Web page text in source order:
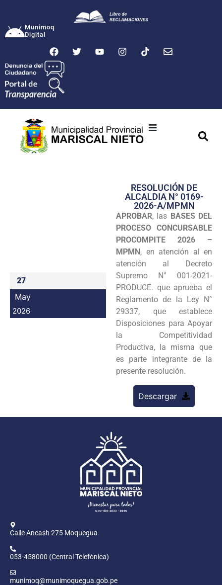
Munimoq
Digital
Transparencia
Seguridad
Programas
Intranet
27
May
2026
RESOLUCIÓN DE
ALCALDIA N° 0169-
2026-A/MPMN
APROBAR, las BASES DEL
PROCESO CONCURSABLE
PROCOMPITE 2026 –
MPMN, en atención al en
atención al Decreto
Supremo N° 001-2021-
PRODUCE. que aprueba el
Reglamento de la Ley N°
29337, que establece
Disposiciones para Apoyar
la Competitividad
Productiva, la misma que
es parte integrante de la
presente resolución.
Descargar
Calle Ancash 275 Moquegua
053-458000 (Central Telefónica)
munimoq@munimoquegua.gob.pe